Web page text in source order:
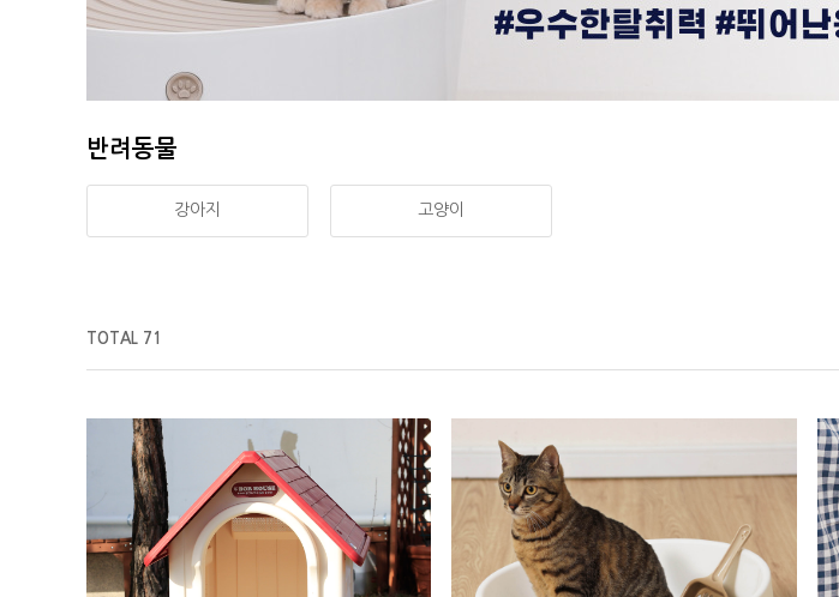
반려동물
강아지 고양이
TOTAL 71